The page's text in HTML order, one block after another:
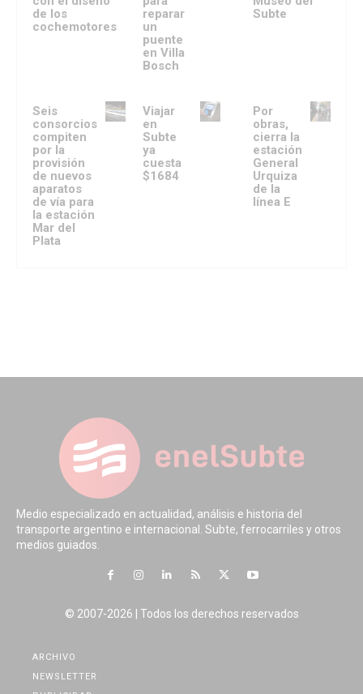
de los
cochemotores
reparar
un
puente
en Villa
Bosch
Subte
Seis
consorcios
compiten
por la
provisión
de nuevos
aparatos
de vía para
la estación
Mar del
Plata
Viajar
en
Subte
ya
cuesta
$1684
Por
obras,
cierra la
estación
General
Urquiza
de la
línea E
Medio especializado en actualidad, análisis e historia del
transporte argentino e internacional. Subte, ferrocarriles y otros
medios guiados.
© 2007-2026 | Todos los derechos reservados
ARCHIVO
NEWSLETTER